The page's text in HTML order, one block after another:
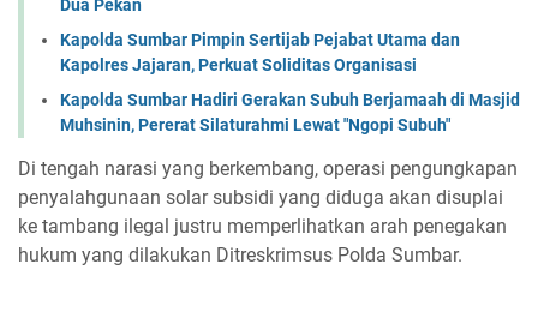
Dua Pekan
Kapolda Sumbar Pimpin Sertijab Pejabat Utama dan
Kapolres Jajaran, Perkuat Soliditas Organisasi
Kapolda Sumbar Hadiri Gerakan Subuh Berjamaah di Masjid
Muhsinin, Pererat Silaturahmi Lewat "Ngopi Subuh"
Di tengah narasi yang berkembang, operasi pengungkapan
penyalahgunaan solar subsidi yang diduga akan disuplai
ke tambang ilegal justru memperlihatkan arah penegakan
hukum yang dilakukan Ditreskrimsus Polda Sumbar.